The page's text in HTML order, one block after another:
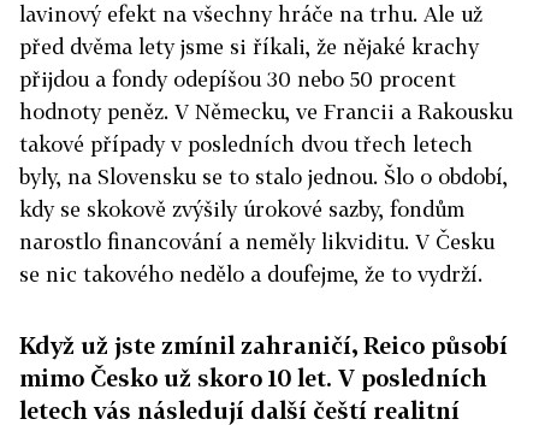
lavinový efekt na všechny hráče na trhu. Ale už
před dvěma lety jsme si říkali, že nějaké krachy
přijdou a fondy odepíšou 30 nebo 50 procent
hodnoty peněz. V Německu, ve Francii a Rakousku
takové případy v posledních dvou třech letech
byly, na Slovensku se to stalo jednou. Šlo o období,
kdy se skokově zvýšily úrokové sazby, fondům
narostlo financování a neměly likviditu. V Česku
se nic takového nedělo a doufejme, že to vydrží.
Když už jste zmínil zahraničí, Reico působí
mimo Česko už skoro 10 let. V posledních
letech vás následují další čeští realitní